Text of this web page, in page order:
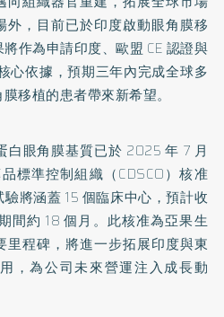
外，目前已於印度啟動眼角膜移
作為申請印度、歐盟 CE 認證與
心依據，預期三年內完成全球多
移植的患者帶來新希望。
白眼角膜基質已於 2025 年 7 月
標準控制組織（CDSCO）核准
將涵蓋 15 個臨床中心，預計收
間約 18 個月。此核准為亞果生
里程碑，將進一步拓展印度與東
，為公司未來營運注入成長動